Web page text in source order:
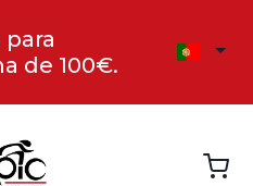
de 100€.